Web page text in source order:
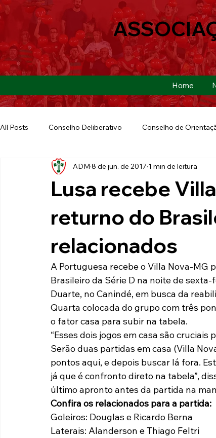
Home
All Posts Conselho Deliberativo Conselho de
Ação Social Futebol Americano Copa São Paulo
Futebol de Quintal
Paulista A2 2019 Portuguesas pelo Brasil
Tabelas Recuperação Judicial
Lusa recebe
returno do
relacionados
ADM 8 de jun. de 2017 1 min de leitura
A Portuguesa recebe o Villa Nova-MG
Brasileiro da Série D na noite de sexta-
Duarte, no Canindé, em busca da
Quarta colocada do grupo com três
o fator casa para subir na tabela.
“Esses dois jogos em casa são
Serão duas partidas em casa (Villa
pontos aqui, e depois buscar lá fora.
já que é confronto direto na tabela”,
último apronto antes da partida na
Confira os relacionados para a partida:
Goleiros: Douglas e Ricardo Berna
Laterais: Alanderson e Thiago Feltri